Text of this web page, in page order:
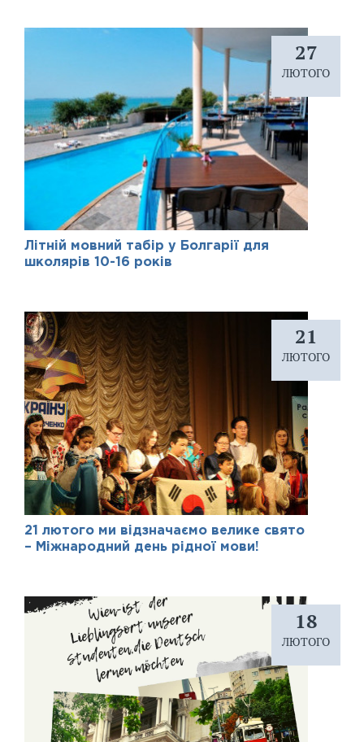
27
ЛЮТОГО
Літній мовний табір у Болгарії для
школярів 10-16 років
21
ЛЮТОГО
21 лютого ми відзначаємо велике свято
– Міжнародний день рідної мови!
18
ЛЮТОГО